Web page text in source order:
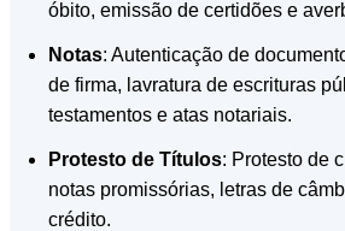
óbito, emissão de certidões e
Notas: Autenticação de
de firma, lavratura de escrituras
testamentos e atas notariais.
Protesto de Títulos: Protesto de
notas promissórias, letras de
crédito.